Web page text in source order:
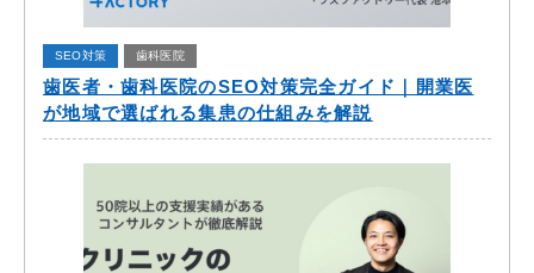
SEO対策 歯科医院
歯医者・歯科医院のSEO対策完全ガイド｜開業医
が地域で選ばれる集患の仕組みを解説